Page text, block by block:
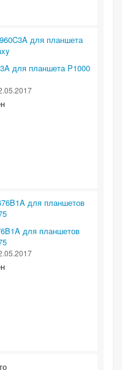
для планшета P1000
для планшетов